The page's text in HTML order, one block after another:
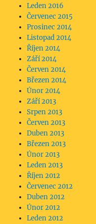
Leden 2016
Červenec 2015
Prosinec 2014
Listopad 2014
Říjen 2014
Září 2014
Červen 2014
Březen 2014
Únor 2014
Září 2013
Srpen 2013
Červen 2013
Duben 2013
Březen 2013
Únor 2013
Leden 2013
Říjen 2012
Červenec 2012
Duben 2012
Únor 2012
Leden 2012